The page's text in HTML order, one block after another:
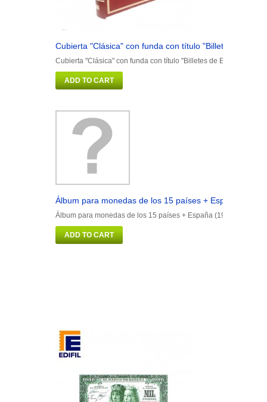
Cubierta "Clásica" con funda con título "Billetes de
Cubierta "Clásica" con funda con título "Billetes de España"
ADD TO CART
Álbum para monedas de los 15 países + España
Álbum para monedas de los 15 países + España (1999/2002)
ADD TO CART